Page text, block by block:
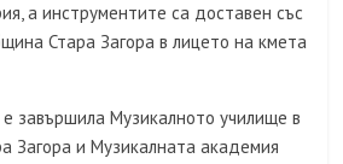
а инструментите са доставен със
Стара Загора в лицето на кмета
завършила Музикалното училище в
Загора и Музикалната академия